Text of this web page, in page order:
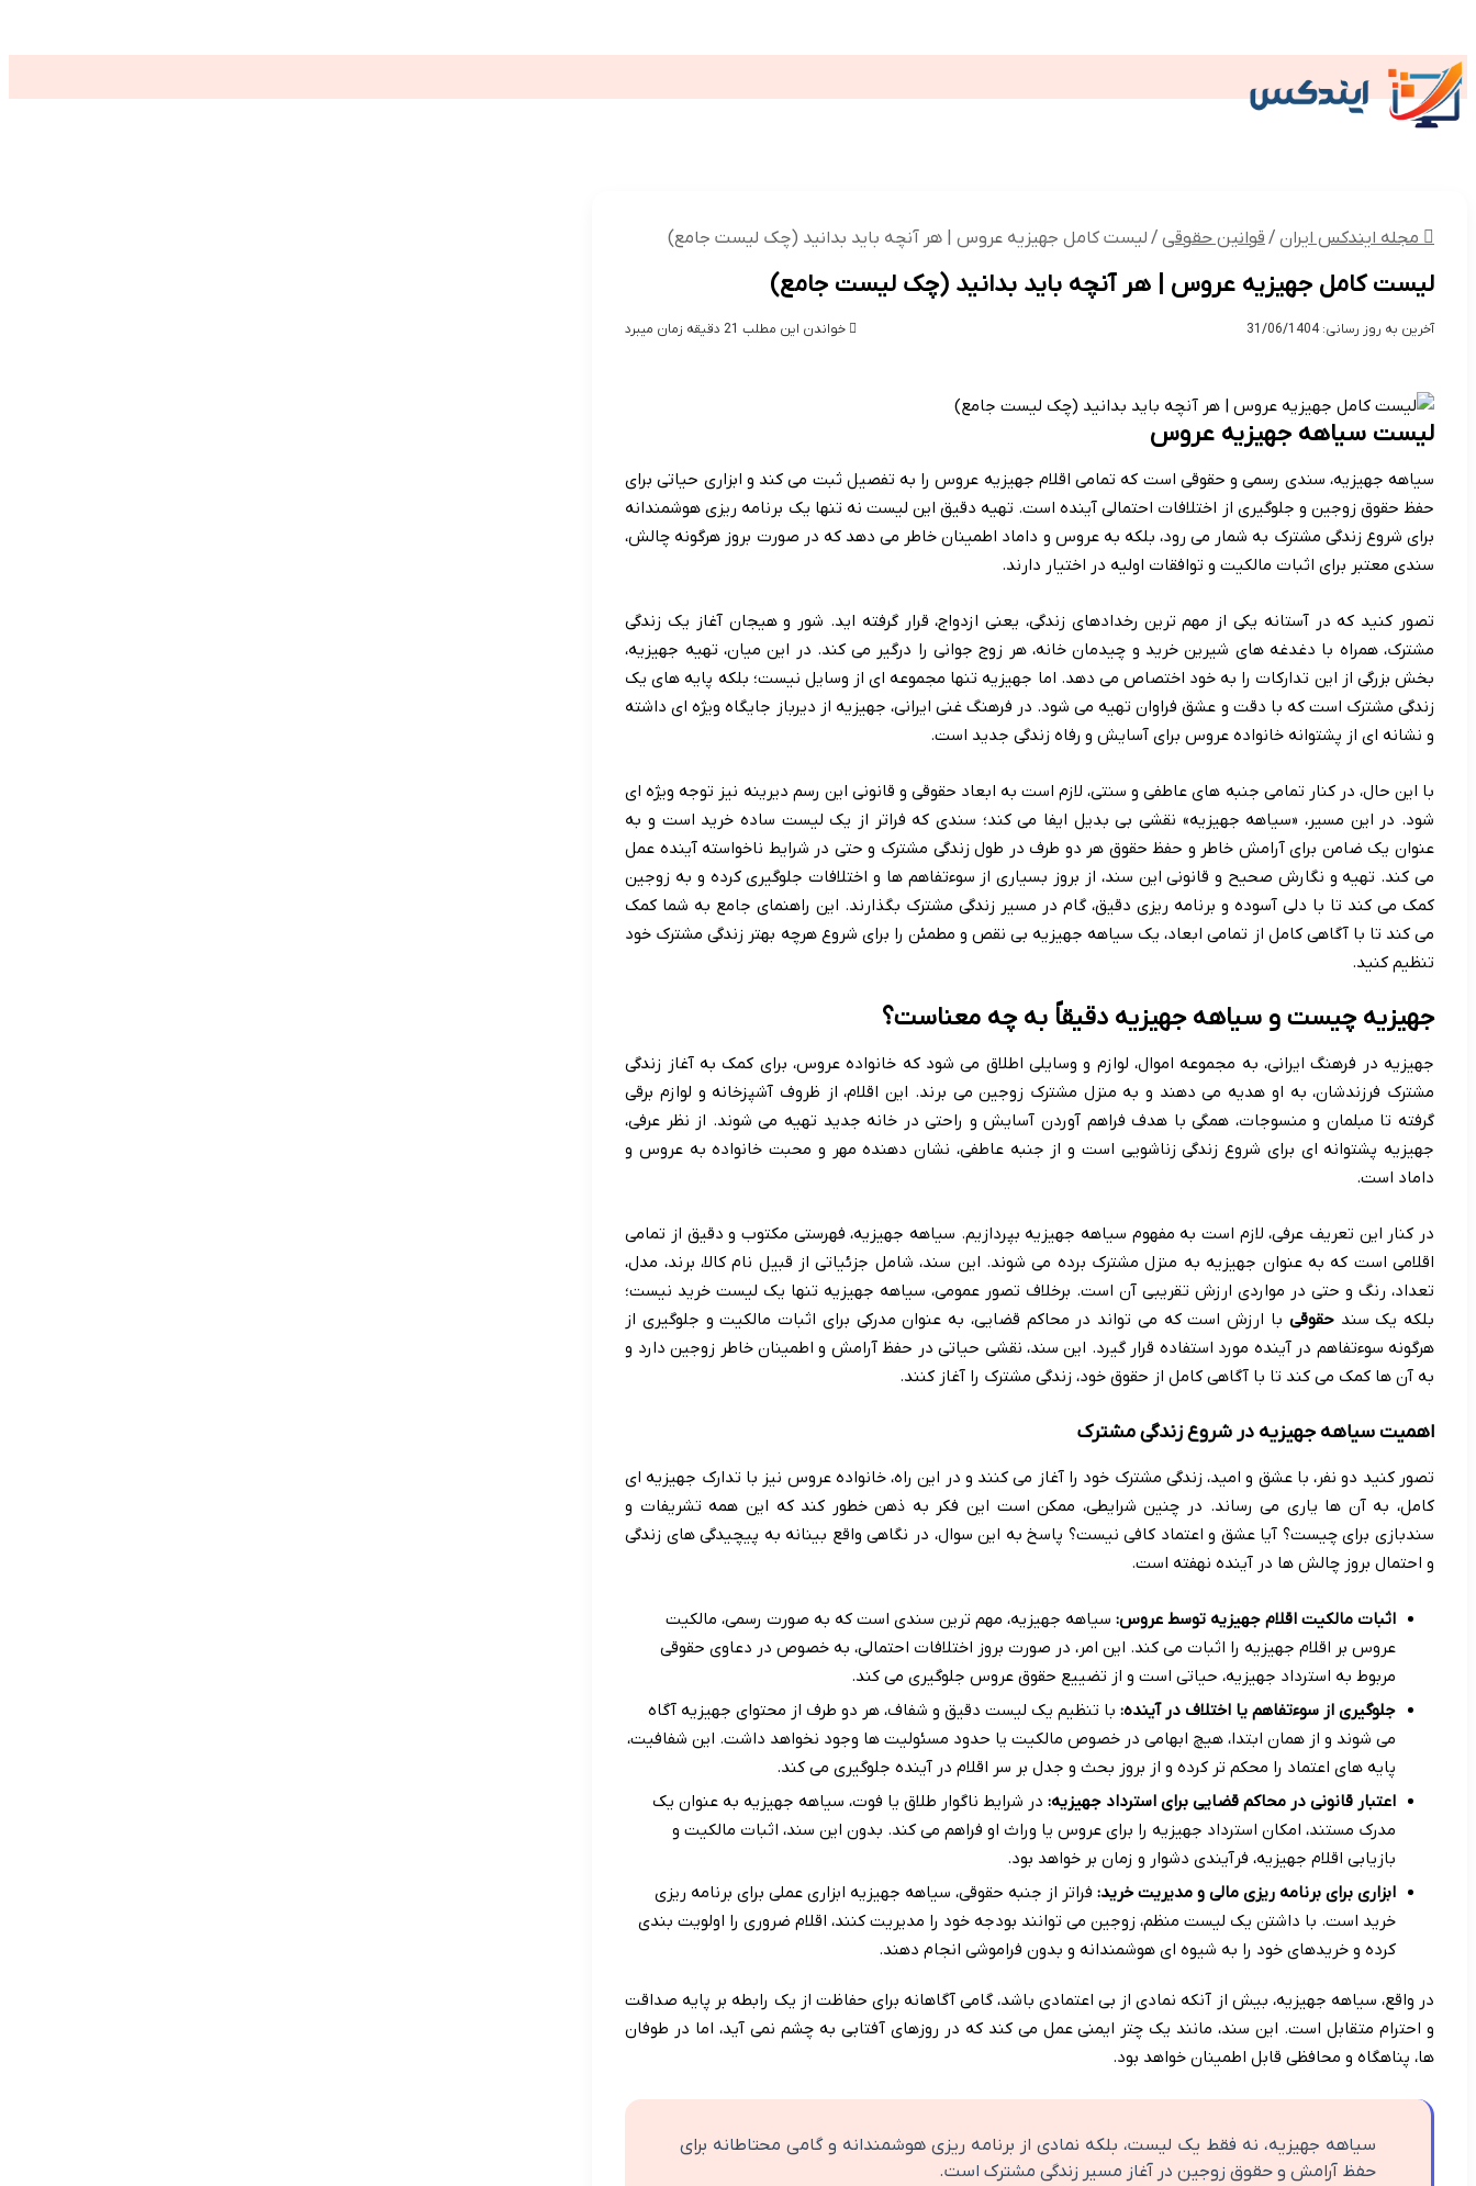
مجله ایندکس ایران /قوانین حقوقی / لیست کامل جهیزیه عروس | هر آنچه باید بدانید (چک لیست جامع)
لیست کامل جهیزیه عروس | هر آنچه باید بدانید (چک لیست جامع)
آخرین به روز رسانی: 31/06/1404 خواندن این مطلب 21 دقیقه زمان میبرد
لیست سیاهه جهیزیه عروس
سیاهه جهیزیه، سندی رسمی و حقوقی است که تمامی اقلام جهیزیه عروس را به تفصیل ثبت می کند و ابزاری حیاتی برای
حفظ حقوق زوجین و جلوگیری از اختلافات احتمالی آینده است. تهیه دقیق این لیست نه تنها یک برنامه ریزی هوشمندانه
برای شروع زندگی مشترک به شمار می رود، بلکه به عروس و داماد اطمینان خاطر می دهد که در صورت بروز هرگونه چالش،
سندی معتبر برای اثبات مالکیت و توافقات اولیه در اختیار دارند.
تصور کنید که در آستانه یکی از مهم ترین رخدادهای زندگی، یعنی ازدواج، قرار گرفته اید. شور و هیجان آغاز یک زندگی
مشترک، همراه با دغدغه های شیرین خرید و چیدمان خانه، هر زوج جوانی را درگیر می کند. در این میان، تهیه جهیزیه،
بخش بزرگی از این تدارکات را به خود اختصاص می دهد. اما جهیزیه تنها مجموعه ای از وسایل نیست؛ بلکه پایه های یک
زندگی مشترک است که با دقت و عشق فراوان تهیه می شود. در فرهنگ غنی ایرانی، جهیزیه از دیرباز جایگاه ویژه ای داشته
و نشانه ای از پشتوانه خانواده عروس برای آسایش و رفاه زندگی جدید است.
با این حال، در کنار تمامی جنبه های عاطفی و سنتی، لازم است به ابعاد حقوقی و قانونی این رسم دیرینه نیز توجه ویژه ای
شود. در این مسیر، «سیاهه جهیزیه» نقشی بی بدیل ایفا می کند؛ سندی که فراتر از یک لیست ساده خرید است و به
عنوان یک ضامن برای آرامش خاطر و حفظ حقوق هر دو طرف در طول زندگی مشترک و حتی در شرایط ناخواسته آینده عمل
می کند. تهیه و نگارش صحیح و قانونی این سند، از بروز بسیاری از سوءتفاهم ها و اختلافات جلوگیری کرده و به زوجین
کمک می کند تا با دلی آسوده و برنامه ریزی دقیق، گام در مسیر زندگی مشترک بگذارند. این راهنمای جامع به شما کمک
می کند تا با آگاهی کامل از تمامی ابعاد، یک سیاهه جهیزیه بی نقص و مطمئن را برای شروع هرچه بهتر زندگی مشترک خود
تنظیم کنید.
جهیزیه چیست و سیاهه جهیزیه دقیقاً به چه معناست؟
جهیزیه در فرهنگ ایرانی، به مجموعه اموال، لوازم و وسایلی اطلاق می شود که خانواده عروس، برای کمک به آغاز زندگی
مشترک فرزندشان، به او هدیه می دهند و به منزل مشترک زوجین می برند. این اقلام، از ظروف آشپزخانه و لوازم برقی
گرفته تا مبلمان و منسوجات، همگی با هدف فراهم آوردن آسایش و راحتی در خانه جدید تهیه می شوند. از نظر عرفی،
جهیزیه پشتوانه ای برای شروع زندگی زناشویی است و از جنبه عاطفی، نشان دهنده مهر و محبت خانواده به عروس و
داماد است.
در کنار این تعریف عرفی، لازم است به مفهوم سیاهه جهیزیه بپردازیم. سیاهه جهیزیه، فهرستی مکتوب و دقیق از تمامی
اقلامی است که به عنوان جهیزیه به منزل مشترک برده می شوند. این سند، شامل جزئیاتی از قبیل نام کالا، برند، مدل،
تعداد، رنگ و حتی در مواردی ارزش تقریبی آن است. برخلاف تصور عمومی، سیاهه جهیزیه تنها یک لیست خرید نیست؛
بلکه یک سندحقوقی با ارزش است که می تواند در محاکم قضایی، به عنوان مدرکی برای اثبات مالکیت و جلوگیری از
هرگونه سوءتفاهم در آینده مورد استفاده قرار گیرد. این سند، نقشی حیاتی در حفظ آرامش و اطمینان خاطر زوجین دارد و
به آن ها کمک می کند تا با آگاهی کامل از حقوق خود، زندگی مشترک را آغاز کنند.
اهمیت سیاهه جهیزیه در شروع زندگی مشترک
تصور کنید دو نفر، با عشق و امید، زندگی مشترک خود را آغاز می کنند و در این راه، خانواده عروس نیز با تدارک جهیزیه ای
کامل، به آن ها یاری می رساند. در چنین شرایطی، ممکن است این فکر به ذهن خطور کند که این همه تشریفات و
سندبازی برای چیست؟ آیا عشق و اعتماد کافی نیست؟ پاسخ به این سوال، در نگاهی واقع بینانه به پیچیدگی های زندگی
و احتمال بروز چالش ها در آینده نهفته است.
اثبات مالکیت اقلام جهیزیه توسط عروس: سیاهه جهیزیه، مهم ترین سندی است که به صورت رسمی، مالکیت
عروس بر اقلام جهیزیه را اثبات می کند. این امر، در صورت بروز اختلافات احتمالی، به خصوص در دعاوی حقوقی
مربوط به استرداد جهیزیه، حیاتی است و از تضییع حقوق عروس جلوگیری می کند.
جلوگیری از سوءتفاهم یا اختلاف در آینده: با تنظیم یک لیست دقیق و شفاف، هر دو طرف از محتوای جهیزیه آگاه
می شوند و از همان ابتدا، هیچ ابهامی در خصوص مالکیت یا حدود مسئولیت ها وجود نخواهد داشت. این شفافیت،
پایه های اعتماد را محکم تر کرده و از بروز بحث و جدل بر سر اقلام در آینده جلوگیری می کند.
اعتبار قانونی در محاکم قضایی برای استرداد جهیزیه: در شرایط ناگوار طلاق یا فوت، سیاهه جهیزیه به عنوان یک
مدرک مستند، امکان استرداد جهیزیه را برای عروس یا وراث او فراهم می کند. بدون این سند، اثبات مالکیت و
بازیابی اقلام جهیزیه، فرآیندی دشوار و زمان بر خواهد بود.
ابزاری برای برنامه ریزی مالی و مدیریت خرید: فراتر از جنبه حقوقی، سیاهه جهیزیه ابزاری عملی برای برنامه ریزی
خرید است. با داشتن یک لیست منظم، زوجین می توانند بودجه خود را مدیریت کنند، اقلام ضروری را اولویت بندی
کرده و خریدهای خود را به شیوه ای هوشمندانه و بدون فراموشی انجام دهند.
در واقع، سیاهه جهیزیه، بیش از آنکه نمادی از بی اعتمادی باشد، گامی آگاهانه برای حفاظت از یک رابطه بر پایه صداقت
و احترام متقابل است. این سند، مانند یک چتر ایمنی عمل می کند که در روزهای آفتابی به چشم نمی آید، اما در طوفان
ها، پناهگاه و محافظی قابل اطمینان خواهد بود.
سیاهه جهیزیه، نه فقط یک لیست، بلکه نمادی از برنامه ریزی هوشمندانه و گامی محتاطانه برای
حفظ آرامش و حقوق زوجین در آغاز مسیر زندگی مشترک است.